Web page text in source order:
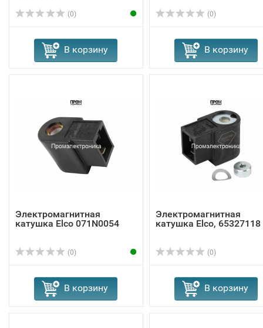
(0)
В корзину
(0)
В корзину
Электромагнитная
катушка Elco 071N0054
(0)
В корзину
Электромагнитная
катушка Elco, 65327118
(0)
В корзину